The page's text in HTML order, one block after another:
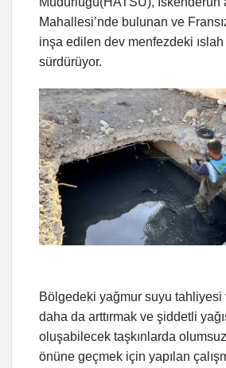
Mahallesi’nde bulunan ve
inşa edilen dev menfezdeki ıslah
sürdürüyor.
Bölgedeki yağmur suyu
daha da arttırmak ve şiddetli
oluşabilecek taşkınlarda
önüne geçmek için yapılan